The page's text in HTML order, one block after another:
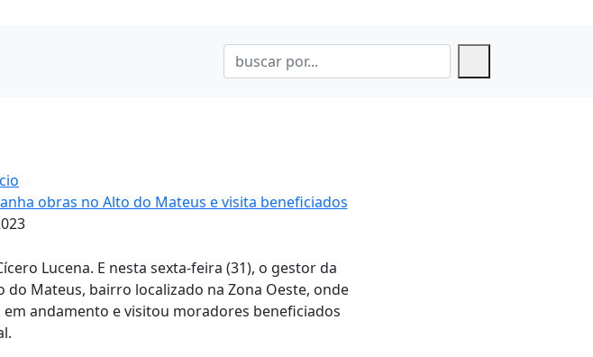
obras no Alto do Mateus e visita beneficiados
Lucena. E nesta sexta-feira (31), o gestor da
Mateus, bairro localizado na Zona Oeste, onde
andamento e visitou moradores beneficiados